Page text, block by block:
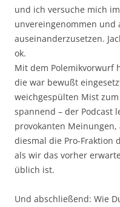
und ich versuche mich
unvereingenommen und
auseinanderzusetzen.
ok.
Mit dem Polemikvorwurf
die war bewußt
weichgespülten Mist
spannend – der Podcast
provokanten
diesmal die Pro-Fraktion
als wir das vorher
üblich ist.
Und abschließend: Wie